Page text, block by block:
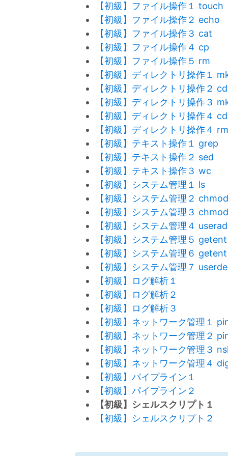
【初級】ファイル操作１ touch
【初級】ファイル操作２ echo
【初級】ファイル操作３ cat
【初級】ファイル操作４ cp
【初級】ファイル操作５ rm
【初級】ディレクトリ操作１
【初級】ディレクトリ操作２ cd
【初級】ディレクトリ操作３
【初級】ディレクトリ操作４ cd
【初級】ディレクトリ操作４ rm
【初級】テキスト操作１ grep
【初級】テキスト操作２ sed
【初級】テキスト操作３ wc
【初級】システム管理１ ls
【初級】システム管理２ chmod
【初級】システム管理３ chmod
【初級】システム管理４
【初級】システム管理５ getent
【初級】システム管理６ getent
【初級】システム管理７
【初級】ログ解析１
【初級】ログ解析２
【初級】ログ解析３
【初級】ネットワーク管理１
【初級】ネットワーク管理２
【初級】ネットワーク管理３
【初級】ネットワーク管理４
【初級】パイプライン１
【初級】パイプライン２
【初級】シェルスクリプト１
【初級】シェルスクリプト２